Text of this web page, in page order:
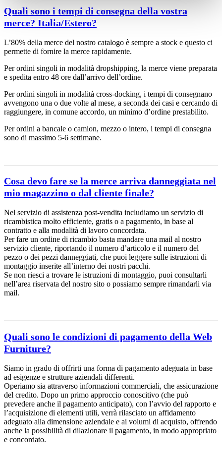
Quali sono i tempi di consegna della vostra
merce? Italia/Estero?
L’80% della merce del nostro catalogo è sempre a stock e questo ci
permette di fornire la merce rapidamente.
Per ordini singoli in modalità dropshipping, la merce viene preparata
e spedita entro 48 ore dall’arrivo dell’ordine.
Per ordini singoli in modalità cross-docking, i tempi di consegnano
avvengono una o due volte al mese, a seconda dei casi e cercando di
raggiungere, in comune accordo, un minimo d’ordine prestabilito.
Per ordini a bancale o camion, mezzo o intero, i tempi di consegna
sono di massimo 5-6 settimane.
Cosa devo fare se la merce arriva danneggiata nel
mio magazzino o dal cliente finale?
Nel servizio di assistenza post-vendita includiamo un servizio di
ricambistica molto efficiente, gratis o a pagamento, in base al
contratto e alla modalità di lavoro concordata.
Per fare un ordine di ricambio basta mandare una mail al nostro
servizio cliente, riportando il numero d’articolo e il numero del
pezzo o dei pezzi danneggiati, che puoi leggere sulle istruzioni di
montaggio inserite all’interno dei nostri pacchi.
Se non riesci a trovare le istruzioni di montaggio, puoi consultarli
nell’area riservata del nostro sito o possiamo sempre rimandarli via
mail.
Quali sono le condizioni di pagamento della Web
Furniture?
Siamo in grado di offrirti una forma di pagamento adeguata in base
ad esigenze e strutture aziendali differenti.
Operiamo sia attraverso informazioni commerciali, che assicurazione
del credito. Dopo un primo approccio conoscitivo (che può
prevedere anche il pagamento anticipato), con l’avvio del rapporto e
l’acquisizione di elementi utili, verrà rilasciato un affidamento
adeguato alla dimensione aziendale e ai volumi di acquisto, offrendo
anche la possibilità di dilazionare il pagamento, in modo appropriato
e concordato.